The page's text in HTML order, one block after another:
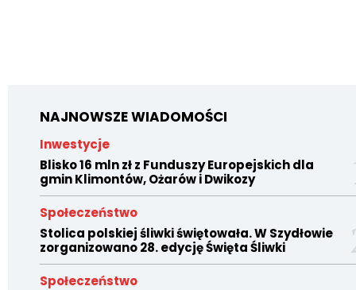
NAJNOWSZE WIADOMOŚCI
Inwestycje
Blisko 16 mln zł z Funduszy Europejskich dla
gmin Klimontów, Ożarów i Dwikozy
Społeczeństwo
Stolica polskiej śliwki świętowała. W Szydłowie
zorganizowano 28. edycję Święta Śliwki
Społeczeństwo